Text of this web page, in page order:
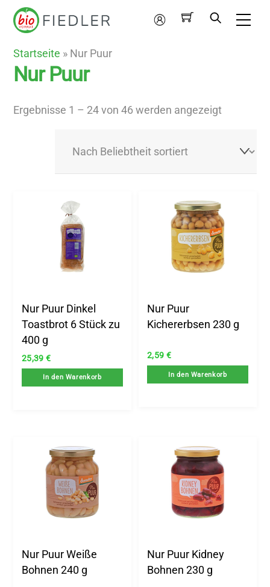
Skip
Mein
Startseite » Nur Puur
Nur Puur
Ergebnisse 1 – 24 von 46 werden angezeigtNach
Nur Puur Dinkel
Toastbrot 6 Stück zu
400 g
25,39 €
In den Warenkorb
Nur Puur
Kichererbsen 230 g
2,59 €
In den Warenkorb
Nur Puur Weiße
Bohnen 240 g
Nur Puur Kidney
Bohnen 230 g